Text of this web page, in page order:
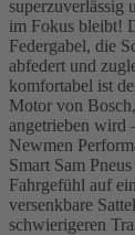
superzuverlässig
im Fokus bleibt!
Federgabel, die
abfedert und
komfortabel ist
Motor von
angetrieben wird
Newmen
Smart Sam
Fahrgefühl auf
versenkbare
schwierigeren